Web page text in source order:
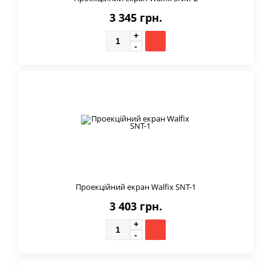
3 345 грн.
Проекційний екран Walfix SNT-1
3 403 грн.